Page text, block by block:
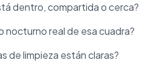
dentro, compartida o cerca?
nocturno real de esa cuadra?
de limpieza están claras?